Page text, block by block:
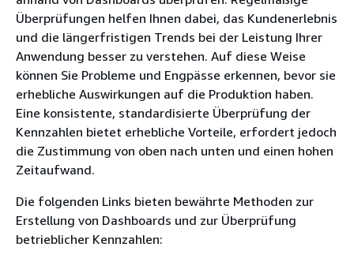
Überprüfungen helfen Ihnen dabei, das Kundenerlebnis
und die längerfristigen Trends bei der Leistung Ihrer
Anwendung besser zu verstehen. Auf diese Weise
können Sie Probleme und Engpässe erkennen, bevor sie
erhebliche Auswirkungen auf die Produktion haben.
Eine konsistente, standardisierte Überprüfung der
Kennzahlen bietet erhebliche Vorteile, erfordert jedoch
die Zustimmung von oben nach unten und einen hohen
Zeitaufwand.
Die folgenden Links bieten bewährte Methoden zur
Erstellung von Dashboards und zur Überprüfung
betrieblicher Kennzahlen: